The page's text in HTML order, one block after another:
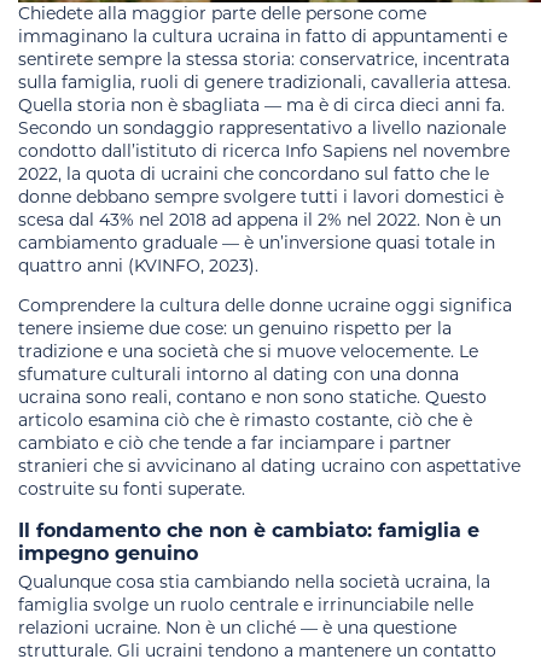
Chiedete alla maggior parte delle persone come
immaginano la cultura ucraina in fatto di appuntamenti e
sentirete sempre la stessa storia: conservatrice, incentrata
sulla famiglia, ruoli di genere tradizionali, cavalleria attesa.
Quella storia non è sbagliata — ma è di circa dieci anni fa.
Secondo un sondaggio rappresentativo a livello nazionale
condotto dall’istituto di ricerca Info Sapiens nel novembre
2022, la quota di ucraini che concordano sul fatto che le
donne debbano sempre svolgere tutti i lavori domestici è
scesa dal 43% nel 2018 ad appena il 2% nel 2022. Non è un
cambiamento graduale — è un’inversione quasi totale in
quattro anni (KVINFO, 2023).
Comprendere la cultura delle donne ucraine oggi significa
tenere insieme due cose: un genuino rispetto per la
tradizione e una società che si muove velocemente. Le
sfumature culturali intorno al dating con una donna
ucraina sono reali, contano e non sono statiche. Questo
articolo esamina ciò che è rimasto costante, ciò che è
cambiato e ciò che tende a far inciampare i partner
stranieri che si avvicinano al dating ucraino con aspettative
costruite su fonti superate.
Il fondamento che non è cambiato: famiglia e
impegno genuino
Qualunque cosa stia cambiando nella società ucraina, la
famiglia svolge un ruolo centrale e irrinunciabile nelle
relazioni ucraine. Non è un cliché — è una questione
strutturale. Gli ucraini tendono a mantenere un contatto